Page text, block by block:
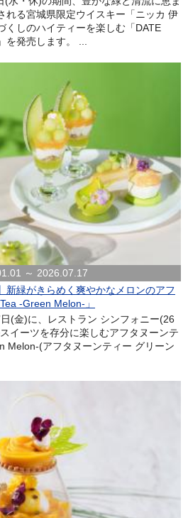
れる宮城県限定ウイスキー「ニッカ 伊
くしのハイティーを楽しむ「DATE
発売します。 ...
～ 2026.07.17
新緑がきらめく爽やかなメロンのアフ
-Green Melon-」
(金)に、レストラン シンフォニー(26
イーツを存分に楽しむアフタヌーンテ
Melon-(アフタヌーンティー グリーン